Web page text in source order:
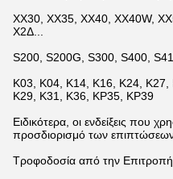
ΧΧ30, ΧΧ35, ΧΧ40, ΧΧ40W,
Χ2Δ...
S200, S200G, S300, S400,
K03, K04, K14, K16, K24,
K29, K31, K36, KP35, KP39
Ειδικότερα, οι ενδείξεις που
προσδιορισμό των επιπτώσεων
Τροφοδοσία από την Επιτροπή